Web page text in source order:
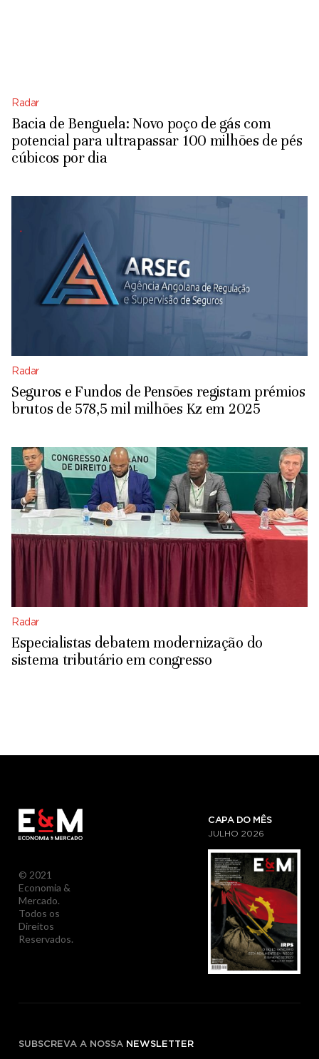
Radar
Bacia de Benguela: Novo poço de gás com
potencial para ultrapassar 100 milhões de pés
cúbicos por dia
Radar
Seguros e Fundos de Pensões registam prémios
brutos de 578,5 mil milhões Kz em 2025
Radar
Especialistas debatem modernização do
sistema tributário em congresso
© 2021
Economia &
Mercado.
Todos os
Direitos
Reservados.
CAPA DO MÊS
JULHO 2026
SUBSCREVA A NOSSA NEWSLETTER